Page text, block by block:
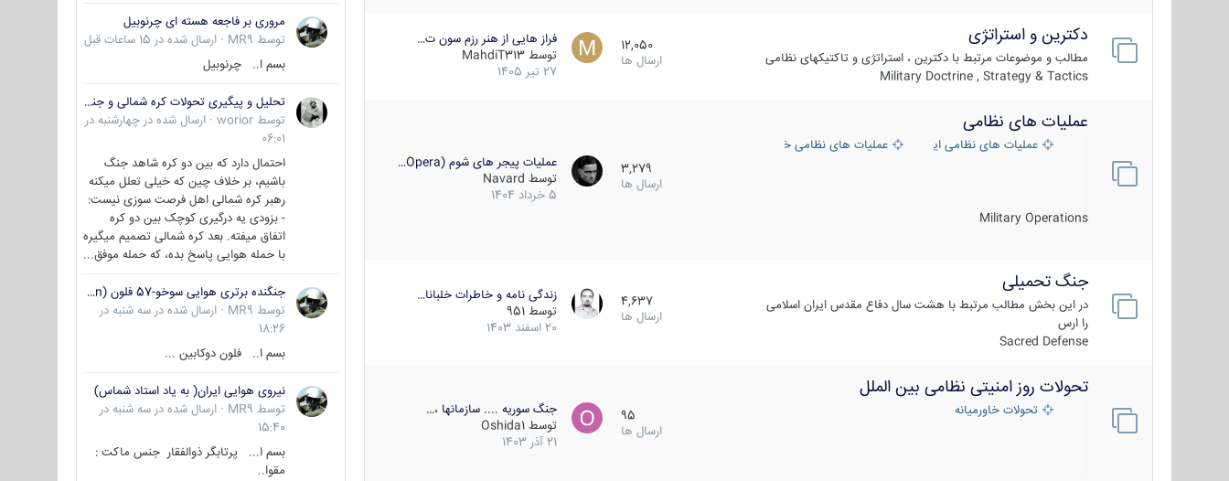
دکترین و استراتژی
مطالب و موضوعات مرتبط با دکترین ، استراتژی و تاکتیکهای نظامی
Military Doctrine , Strategy & Tactics
12,050
ارسال ها
فراز هایی از هنر رزم سون ت…
توسط MahdiT313
27 تیر 1405
عملیات های نظامی
عملیات های نظامی ایران عملیات های نظامی خارجی
Military Operations
3,279
ارسال ها
عملیات پیجر های شوم (Opera…
توسط Navard
5 خرداد 1404
جنگ تحمیلی
در این بخش مطالب مرتبط با هشت سال دفاع مقدس ایران اسلامی
را ارس
Sacred Defense
4,637
ارسال ها
زندگی نامه و خاطرات خلبانا…
توسط 951
20 اسفند 1403
تحولات روز امنیتی نظامی بین الملل
تحولات خاورمیانه
95
ارسال ها
جنگ سوریه .... سازمانها ،…
توسط Oshida1
21 آذر 1403
مروری بر فاجعه هسته ای چرنوبیل
توسط MR9
· ارسال شده در 15 ساعات قبل
بسم ا.. چرنوبیل
تحلیل و پیگیری تحولات کره شمالی و جنوبی
توسط worior
· ارسال شده در چهارشنبه در
06:01
احتمال دارد که بین دو کره شاهد جنگ
باشیم، بر خلاف چین که خیلی تعلل میکنه
رهبر کره شمالی اهل فرصت سوزی نیست:
- بزودی یه درگیری کوچک بین دو کره
اتفاق میفته. بعد کره شمالی تصمیم میگیره
با حمله هوایی پاسخ بده، که حمله موفق...
جنگنده برتری هوایی سوخو-57 فلون (Su-57/Felon)
توسط MR9
· ارسال شده در سه شنبه در
18:26
بسم ا.. فلون دوکابین ...
نیروی هوایی ایران( به یاد استاد شماس)
توسط MR9
· ارسال شده در سه شنبه در
15:40
بسم ا... پرتابگر ذوالفقار جنس ماکت :
مقوا..